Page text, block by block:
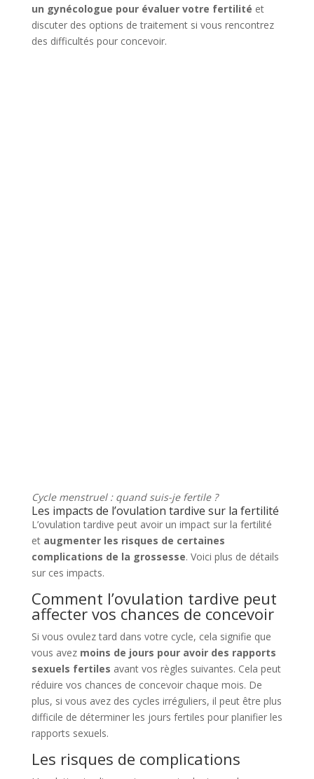
un gynécologue pour évaluer votre fertilité et
discuter des options de traitement si vous rencontrez
des difficultés pour concevoir.
Cycle menstruel : quand suis-je fertile ?
Les impacts de l’ovulation tardive sur la fertilité
L’ovulation tardive peut avoir un impact sur la fertilité
et augmenter les risques de certaines
complications de la grossesse. Voici plus de détails
sur ces impacts.
Comment l’ovulation tardive peut
affecter vos chances de concevoir
Si vous ovulez tard dans votre cycle, cela signifie que
vous avez moins de jours pour avoir des rapports
sexuels fertiles avant vos règles suivantes. Cela peut
réduire vos chances de concevoir chaque mois. De
plus, si vous avez des cycles irréguliers, il peut être plus
difficile de déterminer les jours fertiles pour planifier les
rapports sexuels.
Les risques de complications